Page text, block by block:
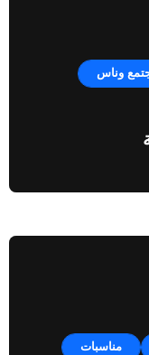
وناس
مناسبات